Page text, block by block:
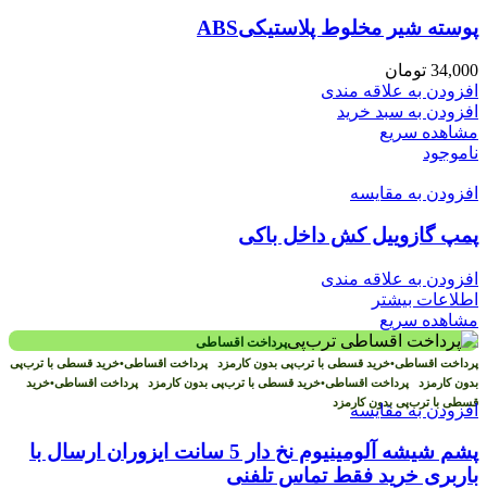
پوسته شیر مخلوط پلاستیکیABS
34,000 تومان
افزودن به علاقه مندی
افزودن به سبد خرید
مشاهده سریع
ناموجود
افزودن به مقایسه
پمپ گازوییل کش داخل باکی
افزودن به علاقه مندی
اطلاعات بیشتر
مشاهده سریع
پرداخت اقساطی
پرداخت اقساطی•خرید قسطی با ترب‌پی بدون کارمزد پرداخت اقساطی•خرید قسطی با ترب‌پی
بدون کارمزد پرداخت اقساطی•خرید قسطی با ترب‌پی بدون کارمزد پرداخت اقساطی•خرید
قسطی با ترب‌پی بدون کارمزد
افزودن به مقایسه
پشم شیشه آلومینیوم نخ دار 5 سانت ایزوران ارسال با
باربری خرید فقط تماس تلفنی